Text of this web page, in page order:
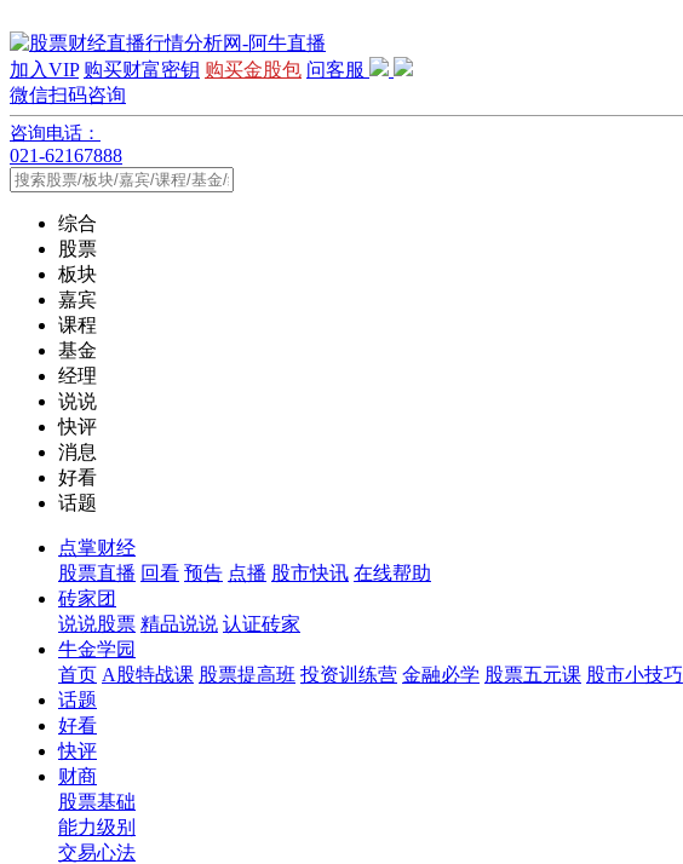
加入VIP 购买财富密钥 购买金股包 问客服
微信扫码咨询
咨询电话：
021-62167888
综合
股票
板块
嘉宾
课程
基金
经理
说说
快评
消息
好看
话题
点掌财经
股票直播 回看 预告 点播 股市快讯 在线帮助
砖家团
说说股票 精品说说 认证砖家
牛金学园
首页 A股特战课 股票提高班 投资训练营 金融必学 股票五元课 股市小技巧
话题
好看
快评
财商
股票基础
能力级别
交易心法